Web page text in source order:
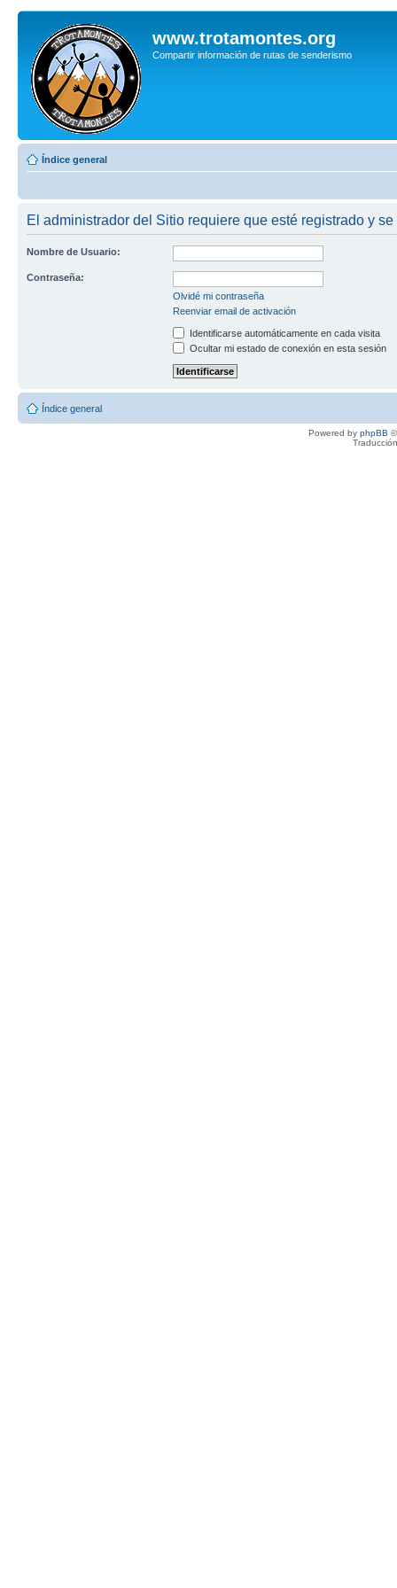
www.trotamontes.org
Compartir información de rutas de senderismo
Índice general
El administrador del Sitio requiere que esté registrado y
Nombre de Usuario:
Contraseña:
Olvidé mi contraseña
Reenviar email de activación
Identificarse automáticamente en cada visita
Ocultar mi estado de conexión en esta sesión
Índice general
Powered by phpBB